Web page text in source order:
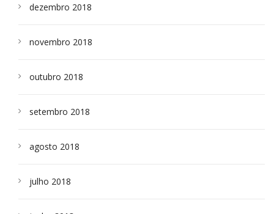
dezembro 2018
novembro 2018
outubro 2018
setembro 2018
agosto 2018
julho 2018